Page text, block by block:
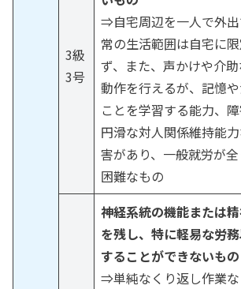
3級
3号
⇒自宅周辺を一人で外
常の生活範囲は自宅に
ず、また、声かけや介
動作を行えるが、記憶
ことを学習する能力、障
円滑な対人関係維持能
害があり、一般就労が全
困難なもの
神経系統の機能または
を残し、特に軽易な労
することができないもの
⇒単純なくり返し作業